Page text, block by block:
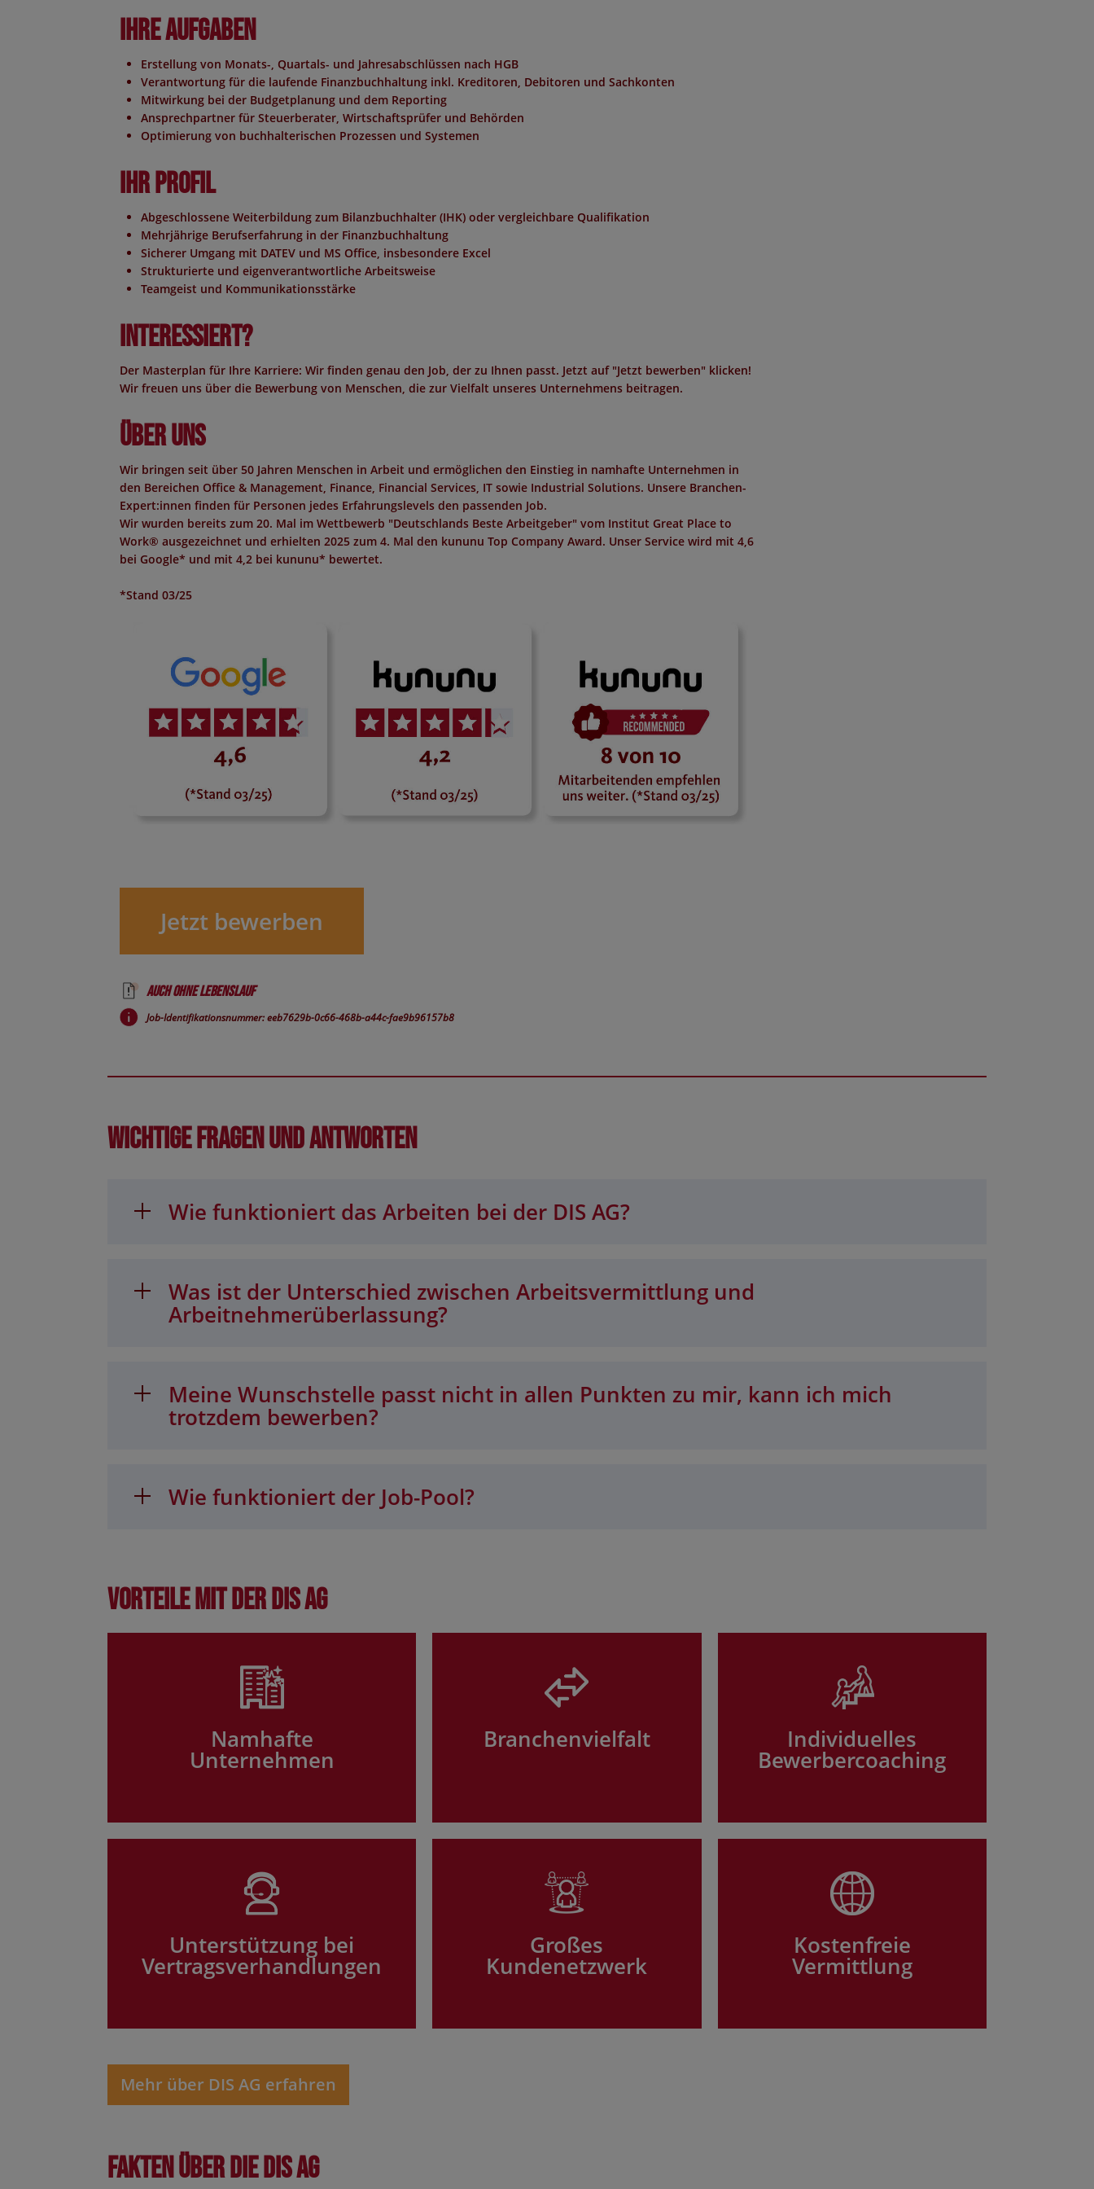
Ihre Aufgaben
Erstellung von Monats-, Quartals- und Jahresabschlüssen nach HGB
Verantwortung für die laufende Finanzbuchhaltung inkl. Kreditoren, Debitoren und Sachkonten
Mitwirkung bei der Budgetplanung und dem Reporting
Ansprechpartner für Steuerberater, Wirtschaftsprüfer und Behörden
Optimierung von buchhalterischen Prozessen und Systemen
Ihr Profil
Abgeschlossene Weiterbildung zum Bilanzbuchhalter (IHK) oder vergleichbare Qualifikation
Mehrjährige Berufserfahrung in der Finanzbuchhaltung
Sicherer Umgang mit DATEV und MS Office, insbesondere Excel
Strukturierte und eigenverantwortliche Arbeitsweise
Teamgeist und Kommunikationsstärke
Interessiert?
Der Masterplan für Ihre Karriere: Wir finden genau den Job, der zu Ihnen passt. Jetzt auf "Jetzt bewerben" klicken!
Wir freuen uns über die Bewerbung von Menschen, die zur Vielfalt unseres Unternehmens beitragen.
Über uns
Wir bringen seit über 50 Jahren Menschen in Arbeit und ermöglichen den Einstieg in namhafte Unternehmen in
den Bereichen Office & Management, Finance, Financial Services, IT sowie Industrial Solutions. Unsere Branchen-
Expert:innen finden für Personen jedes Erfahrungslevels den passenden Job.
Wir wurden bereits zum 20. Mal im Wettbewerb "Deutschlands Beste Arbeitgeber" vom Institut Great Place to
Work® ausgezeichnet und erhielten 2025 zum 4. Mal den kununu Top Company Award. Unser Service wird mit 4,6
bei Google* und mit 4,2 bei kununu* bewertet.
*Stand 03/25
Jetzt bewerben
Auch ohne Lebenslauf
Job-Identifikationsnummer: eeb7629b-0c66-468b-a44c-fae9b96157b8
Wichtige Fragen und Antworten
Wie funktioniert das Arbeiten bei der DIS AG?
Was ist der Unterschied zwischen Arbeitsvermittlung und
Arbeitnehmerüberlassung?
Meine Wunschstelle passt nicht in allen Punkten zu mir, kann ich mich
trotzdem bewerben?
Wie funktioniert der Job-Pool?
Vorteile mit der DIS AG
Namhafte
Unternehmen
Branchenvielfalt Individuelles
Bewerbercoaching
Unterstützung bei
Vertragsverhandlungen
Großes
Kundenetzwerk
Kostenfreie
Vermittlung
Mehr über DIS AG erfahren
Fakten über die DIS AG